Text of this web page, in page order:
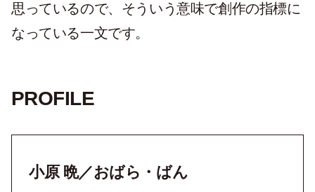
思っているので、そういう意味で創作の指標に
なっている一文です。
PROFILE
小原 晩／おばら・ばん